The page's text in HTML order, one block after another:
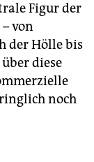
Figur der
von
der Hölle bis
diese
noch